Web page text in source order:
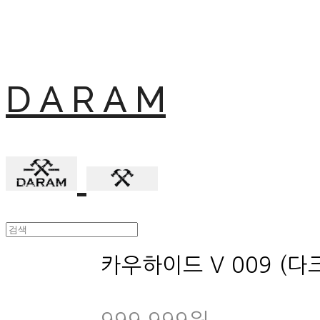
D A R A M
카우하이드 V 009 (다